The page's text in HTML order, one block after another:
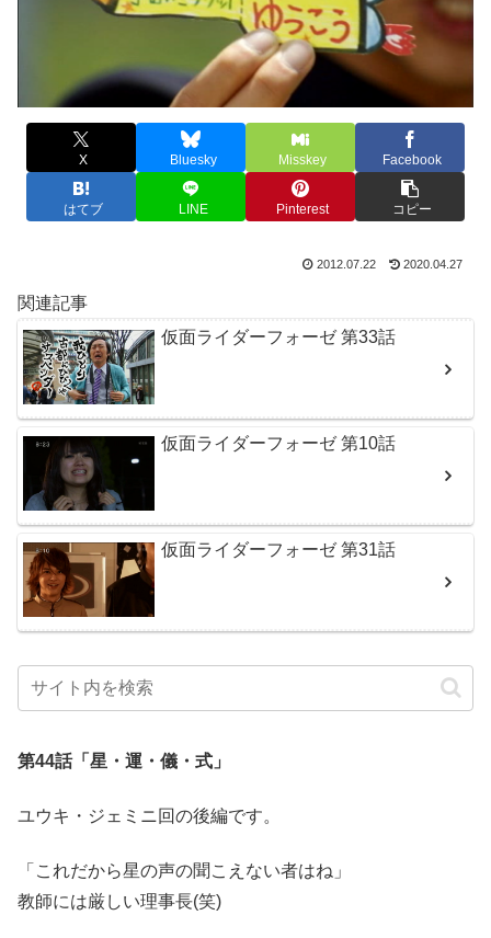
X Bluesky Misskey Facebook
はてブ LINE Pinterest コピー
2012.07.22 2020.04.27
関連記事
仮面ライダーフォーゼ 第33話
仮面ライダーフォーゼ 第10話
仮面ライダーフォーゼ 第31話
第44話「星・運・儀・式」
ユウキ・ジェミニ回の後編です。
「これだから星の声の聞こえない者はね」
教師には厳しい理事長(笑)